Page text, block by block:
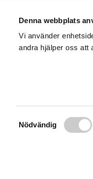
Denna webbplats
Vi använder
andra hjälper oss att
Samtyckesval
Nödvändig